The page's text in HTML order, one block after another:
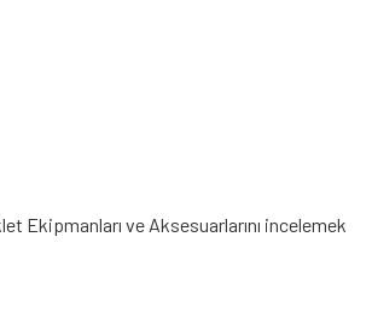
Ekipmanları ve Aksesuarlarını incelemek